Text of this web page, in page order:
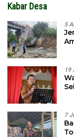
Kabar Desa
5
19
7